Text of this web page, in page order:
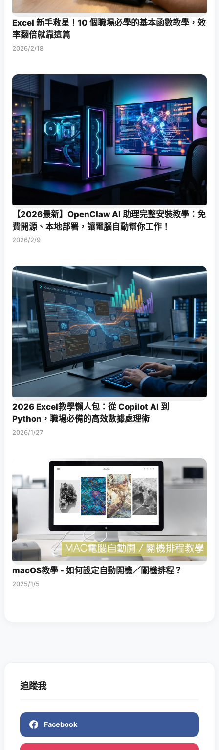
Excel 新手救星！10 個職場必學的基本函數教學，效
率翻倍就靠這篇
2026/2/18
【2026最新】OpenClaw AI 助理完整安裝教學：免
費開源、本地部署，讓電腦自動幫你工作！
2026/2/9
2026 Excel教學懶人包：從 Copilot AI 到
Python，職場必備的高效數據處理術
2026/1/27
macOS教學 - 如何設定自動開機／關機排程？
2025/1/5
追蹤我
Facebook